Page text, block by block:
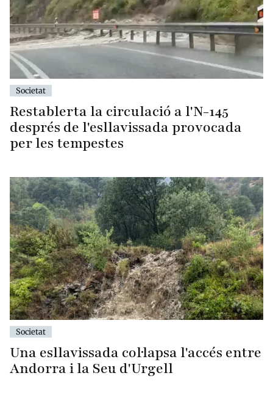
Societat
Restablerta la circulació a l'N-145
després de l'esllavissada provocada
per les tempestes
Societat
Una esllavissada col·lapsa l'accés entre
Andorra i la Seu d'Urgell